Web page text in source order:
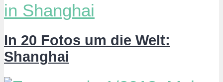
In 20 Fotos um die Welt:
Shanghai